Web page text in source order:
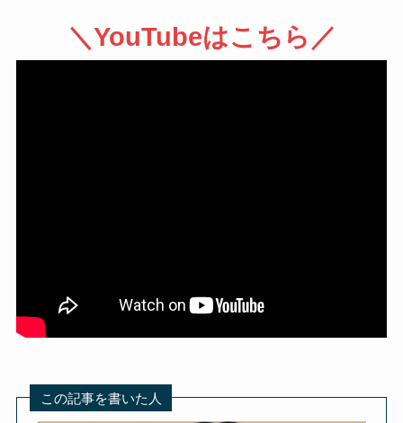
＼YouTubeはこちら／
この記事を書いた人